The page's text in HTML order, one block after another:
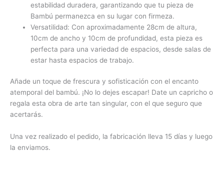
estabilidad duradera, garantizando que tu pieza de
Bambú permanezca en su lugar con firmeza.
Versatilidad: Con aproximadamente 28cm de altura,
10cm de ancho y 10cm de profundidad, esta pieza es
perfecta para una variedad de espacios, desde salas de
estar hasta espacios de trabajo.
Añade un toque de frescura y sofisticación con el encanto
atemporal del bambú. ¡No lo dejes escapar! Date un capricho o
regala esta obra de arte tan singular, con el que seguro que
acertarás.
Una vez realizado el pedido, la fabricación lleva 15 días y luego
la enviamos.